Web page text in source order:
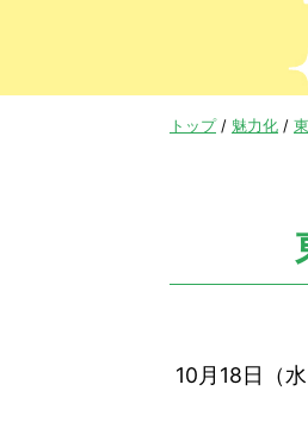
現
トップ/ 魅力化 /
10月18日（